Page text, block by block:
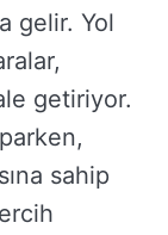
gelir. Yol
getiriyor.
sahip